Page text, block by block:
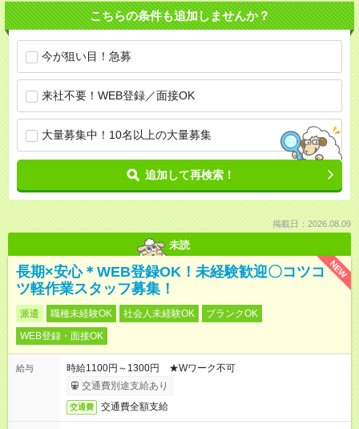
こちらの条件も追加しませんか？
今が狙い目！急募
来社不要！WEB登録／面接OK
大量募集中！10名以上の大量募集
追加して再検索！
掲載日：2026.08.09
未読
NEW
長期×安心＊WEB登録OK！未経験歓迎〇コツコ
ツ軽作業スタッフ募集！
派遣 職種未経験OK 社会人未経験OK
ブランクOK
WEB登録・面接OK
給与
時給1100円～1300円 ★Wワーク不可
交通費別途支給あり
交通費 交通費全額支給